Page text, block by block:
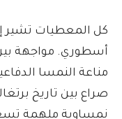
كل المعطيات تشير
أسطوري. مواجهة بين
مناعة النمسا
صراع بين تاريخ
نمساوية ملهمة